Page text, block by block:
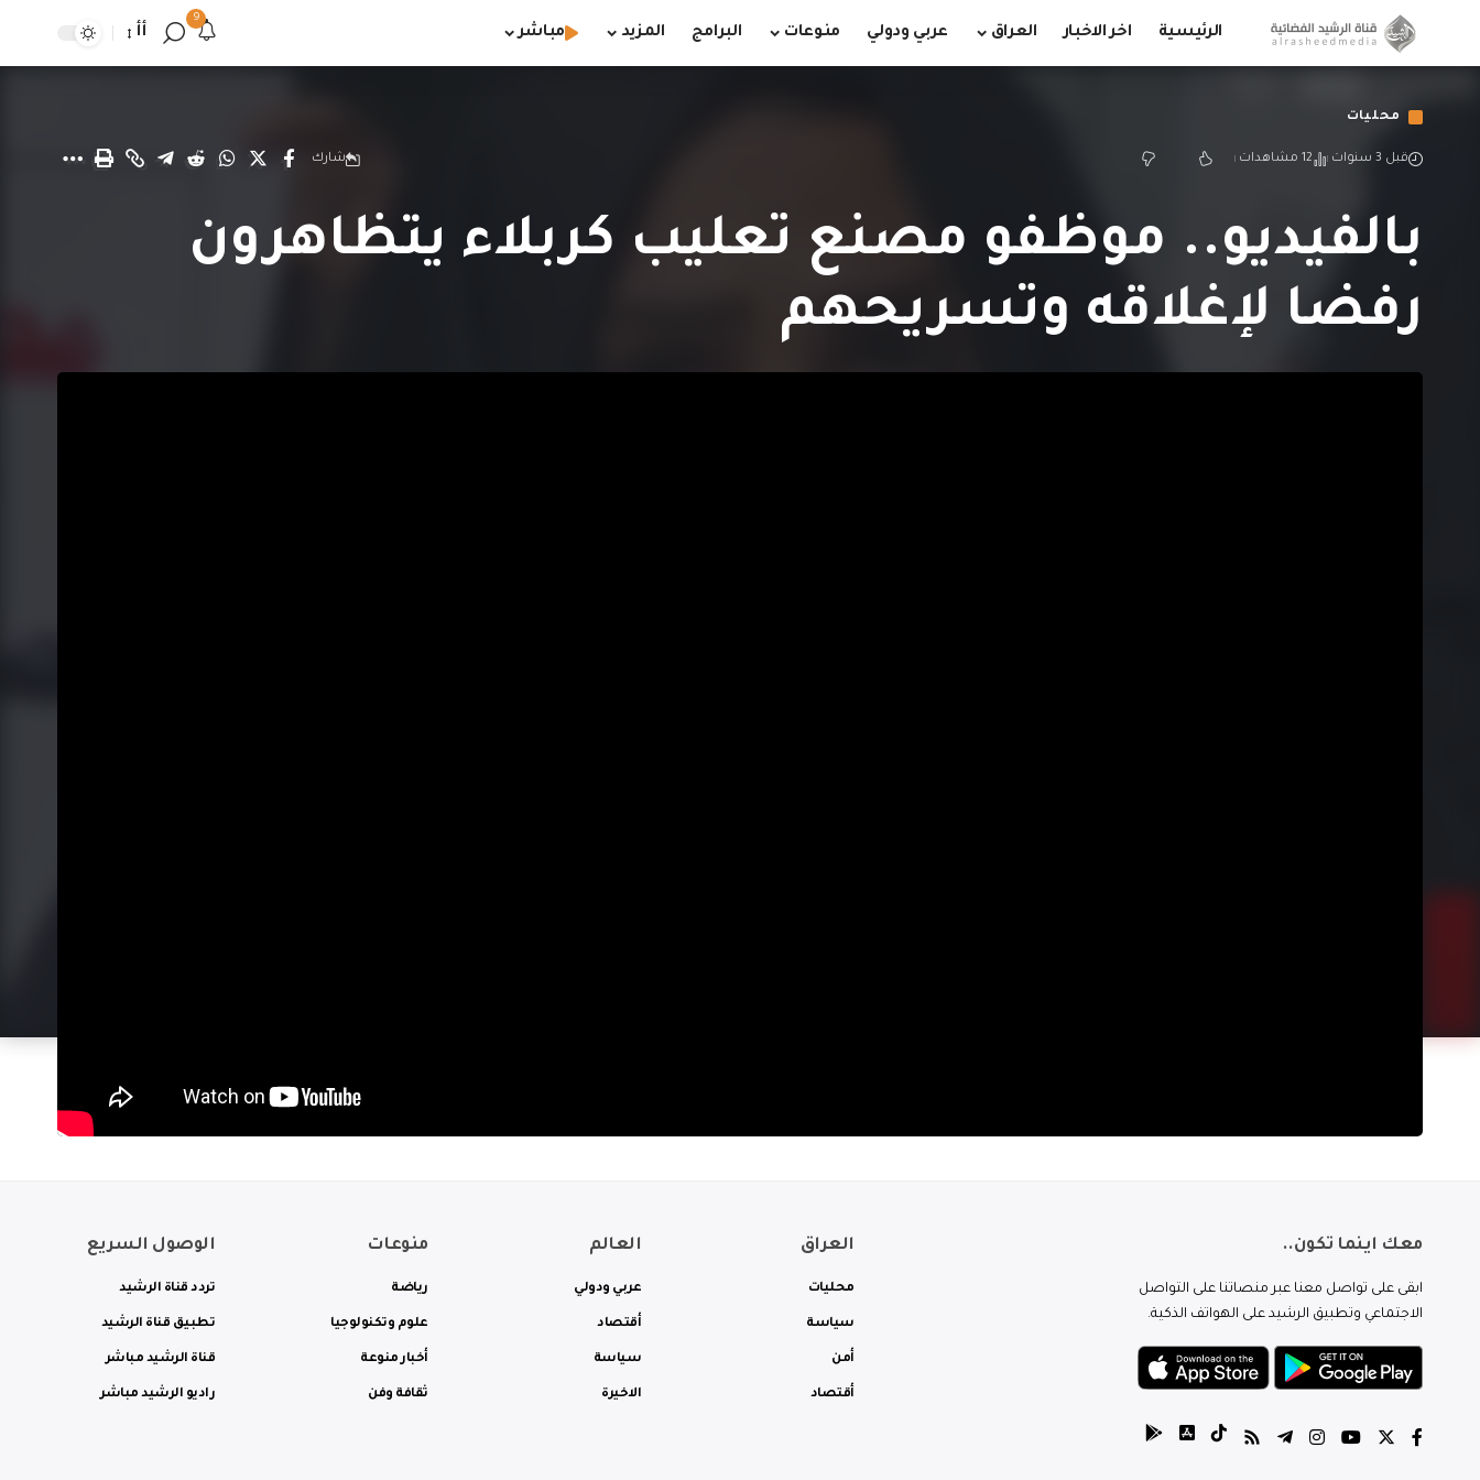
الرئيسية اخر الاخبار العراق عربي ودولي منوعات البرامج المزيد مباشر
9
أأ
محليات
قبل 3 سنوات 12 مشاهدات شارك
بالفيديو.. موظفو مصنع تعليب كربلاء يتظاهرون
رفضا لإغلاقه وتسريحهم
معك اينما تكون..
ابقى على تواصل معنا عبر منصاتنا على التواصل
الاجتماعي وتطبيق الرشيد على الهواتف الذكية.
العراق
محليات
سياسة
أمن
أقتصاد
العالم
عربي ودولي
أقتصاد
سياسة
الاخيرة
منوعات
رياضة
علوم وتكنولوجيا
أخبار منوعة
ثقافة وفن
الوصول السريع
تردد قناة الرشيد
تطبيق قناة الرشيد
قناة الرشيد مباشر
راديو الرشيد مباشر